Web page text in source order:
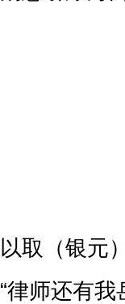
以取（银元
“律师还有